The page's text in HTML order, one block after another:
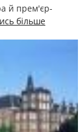
й прем'єр-
більше